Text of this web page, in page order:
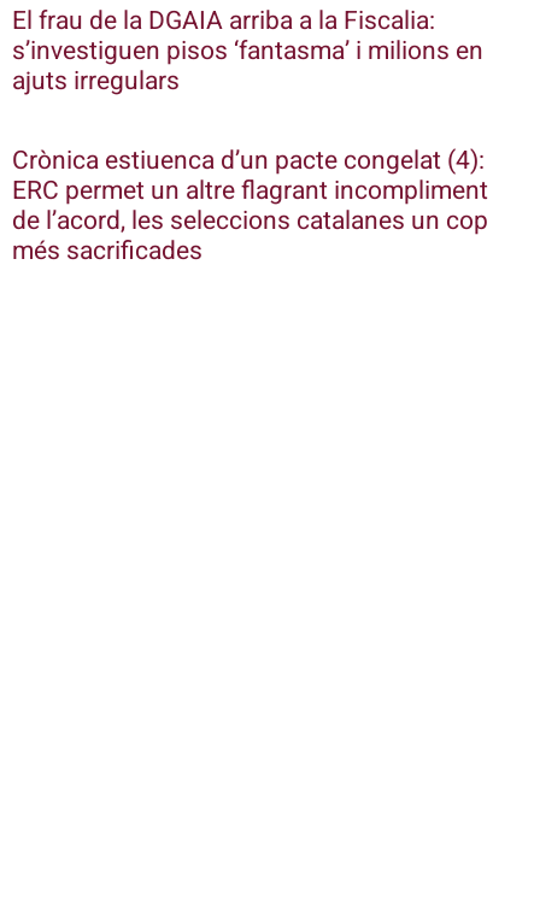
El frau de la DGAIA arriba a la Fiscalia:
s’investiguen pisos ‘fantasma’ i milions en
ajuts irregulars
Crònica estiuenca d’un pacte congelat (4):
ERC permet un altre flagrant incompliment
de l’acord, les seleccions catalanes un cop
més sacrificades